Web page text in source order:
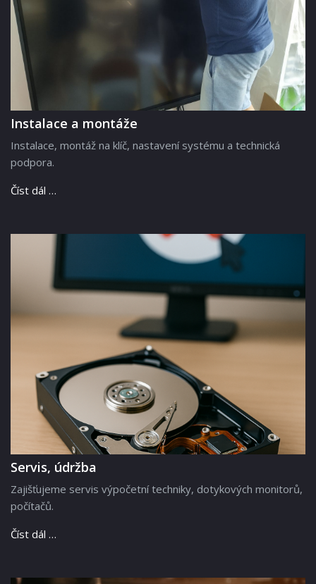
Instalace a montáže
Instalace, montáž na klíč, nastavení systému a technická
podpora.
Číst dál …
Servis, údržba
Zajišťujeme servis výpočetní techniky, dotykových monitorů,
počítačů.
Číst dál …